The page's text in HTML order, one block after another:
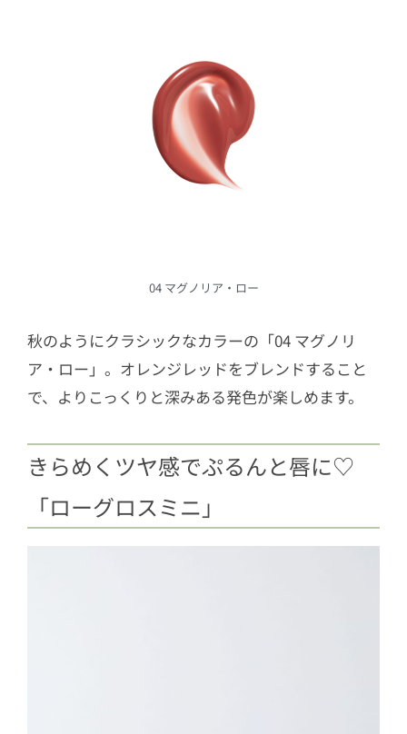
04 マグノリア・ロー
秋のようにクラシックなカラーの「04 マグノリ
ア・ロー」。オレンジレッドをブレンドすること
で、よりこっくりと深みある発色が楽しめます。
きらめくツヤ感でぷるんと唇に♡
「ローグロスミニ」